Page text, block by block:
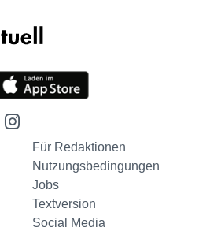
Für Redaktionen
Nutzungsbedingungen
Jobs
Textversion
Social Media